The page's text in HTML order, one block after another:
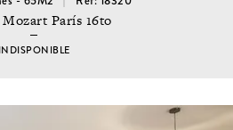
Mozart París 16to
INDISPONIBLE